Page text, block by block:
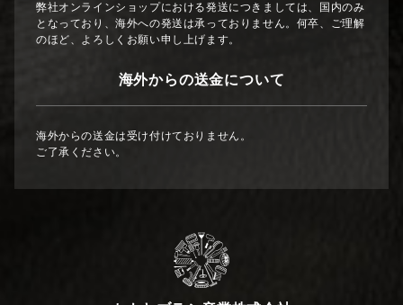
弊社オンラインショップにおける発送につきましては、国内のみ
となっており、海外への発送は承っておりません。何卒、ご理解
のほど、よろしくお願い申し上げます。
海外からの送金について
海外からの送金は受け付けておりません。
ご了承ください。